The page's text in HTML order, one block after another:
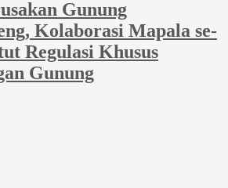
Gunung
Kolaborasi Mapala se-
Regulasi Khusus
Gunung